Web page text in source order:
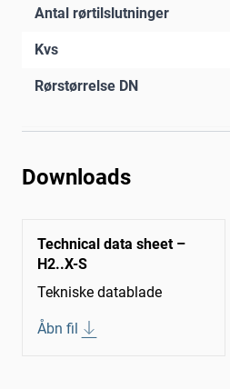
Antal rørtilslutninger
Kvs
Rørstørrelse DN
Downloads
Technical data sheet –
H2..X-S
Tekniske datablade
Åbn fil